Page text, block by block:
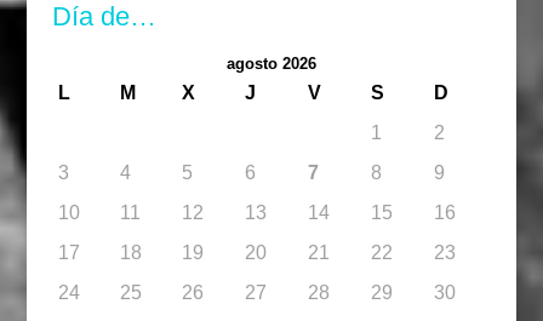
Día de…
agosto 2026
L M X J V S
D
1
2
3
4 5 6 7 8
9
10
11 12 13 14 15
16
17
18 19 20 21 22
23
24
25 26 27 28 29
30